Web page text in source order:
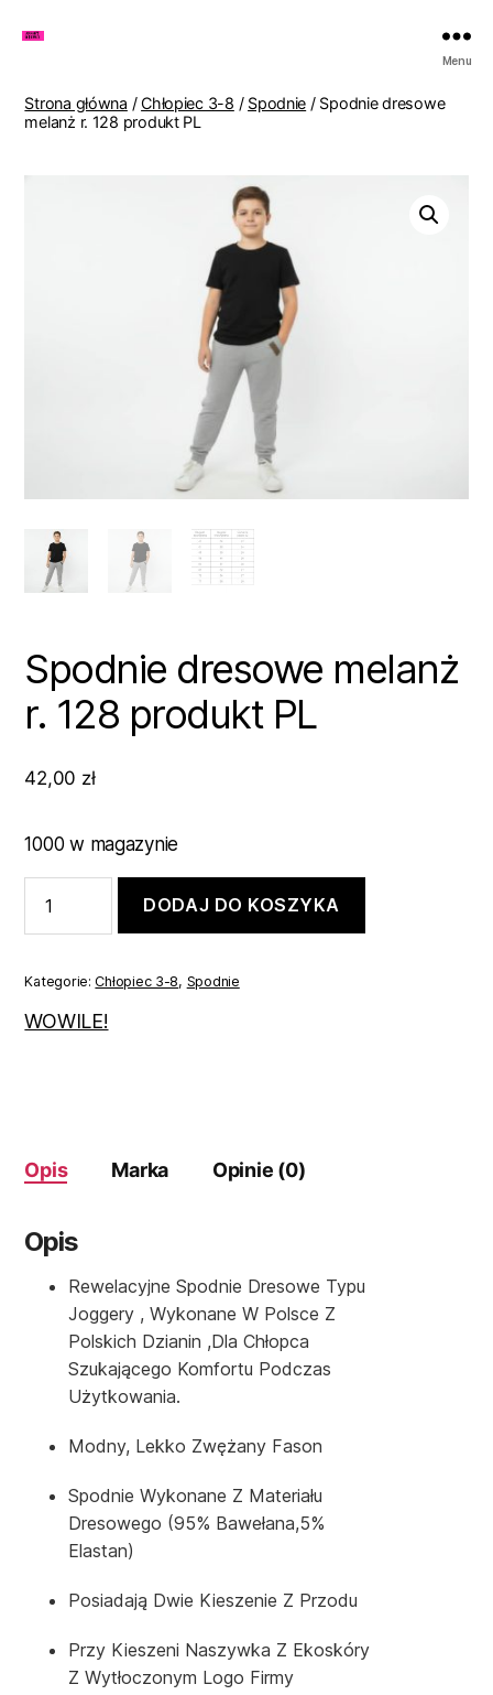
Lenki
Menu
Strona główna /Chłopiec 3-8 / Spodnie / Spodnie dresowe
melanż r. 128 produkt PL
Spodnie dresowe melanż
r. 128 produkt PL
42,00 zł
1000 w magazynie
Spodnie
dresowe
r.
produkt
DODAJ DO KOSZYKA
Kategorie:Chłopiec 3-8, Spodnie
WOWILE!
Opis Marka Opinie (0)
Opis
Rewelacyjne Spodnie Dresowe Typu
Joggery , Wykonane W Polsce Z
Polskich Dzianin ,dla Chłopca
Szukającego Komfortu Podczas
Użytkowania.
Modny, Lekko Zwężany Fason
Spodnie Wykonane Z Materiału
Dresowego (95% Bawełana,5%
Elastan)
Posiadają Dwie Kieszenie Z Przodu
Przy Kieszeni Naszywka Z Ekoskóry
Z Wytłoczonym Logo Firmy